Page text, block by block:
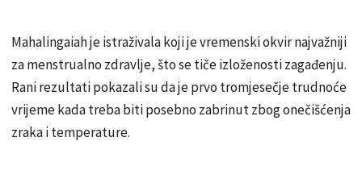
Mahalingaiah je istraživala koji je vremenski okvir najvažniji
za menstrualno zdravlje, što se tiče izloženosti zagađenju.
Rani rezultati pokazali su da je prvo tromjesečje trudnoće
vrijeme kada treba biti posebno zabrinut zbog onečišćenja
zraka i temperature.